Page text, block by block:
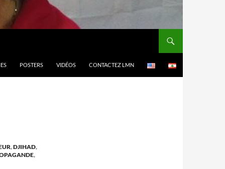
POSTERS VIDÉOS CONTACTEZ LMN
,DJIHAD,
,